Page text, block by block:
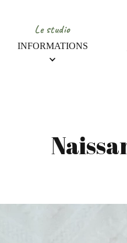
Le studio
INFORMATIONS